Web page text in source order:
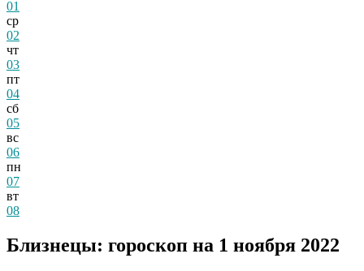
01
ср
02
чт
03
пт
04
сб
05
вс
06
пн
07
вт
08
Близнецы: гороскоп на 1 ноября 2022